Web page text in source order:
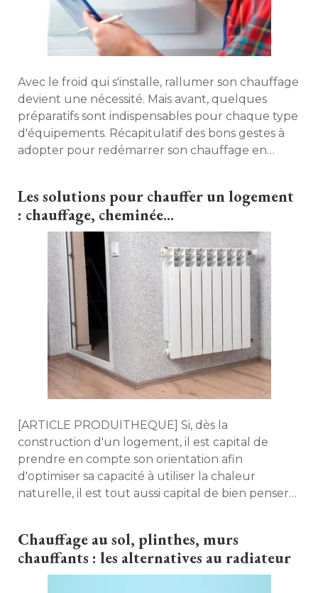
Avec le froid qui s'installe, rallumer son chauffage
devient une nécessité. Mais avant, quelques
préparatifs sont indispensables pour chaque type
d'équipements. Récapitulatif des bons gestes à
adopter pour redémarrer son chauffage en
Les solutions pour chauffer un logement
: chauffage, cheminée...
[ARTICLE PRODUITHEQUE] Si, dès la
construction d'un logement, il est capital de
prendre en compte son orientation afin
d'optimiser sa capacité à utiliser la chaleur
naturelle, il est tout aussi capital de bien penser
marché et nous allons en faire le tour afin de
vous apporter un maximum d'informations sur le
sujet.
Chauffage au sol, plinthes, murs
chauffants : les alternatives au radiateur